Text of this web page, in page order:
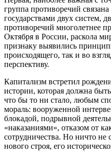
группа противоречий
государствами двух систем,
противоречий многолетнее
Октября в России, раскола
признаку выявились
происходящего, так и во
перспективу.
Капитализм встретил
истории, которая должна
что бы то ни стало, любым
мораль: вооруженной
блокадой, подрывной
«наказаниями», отказом от
сотрудничества. Но ничто
нового строя, его